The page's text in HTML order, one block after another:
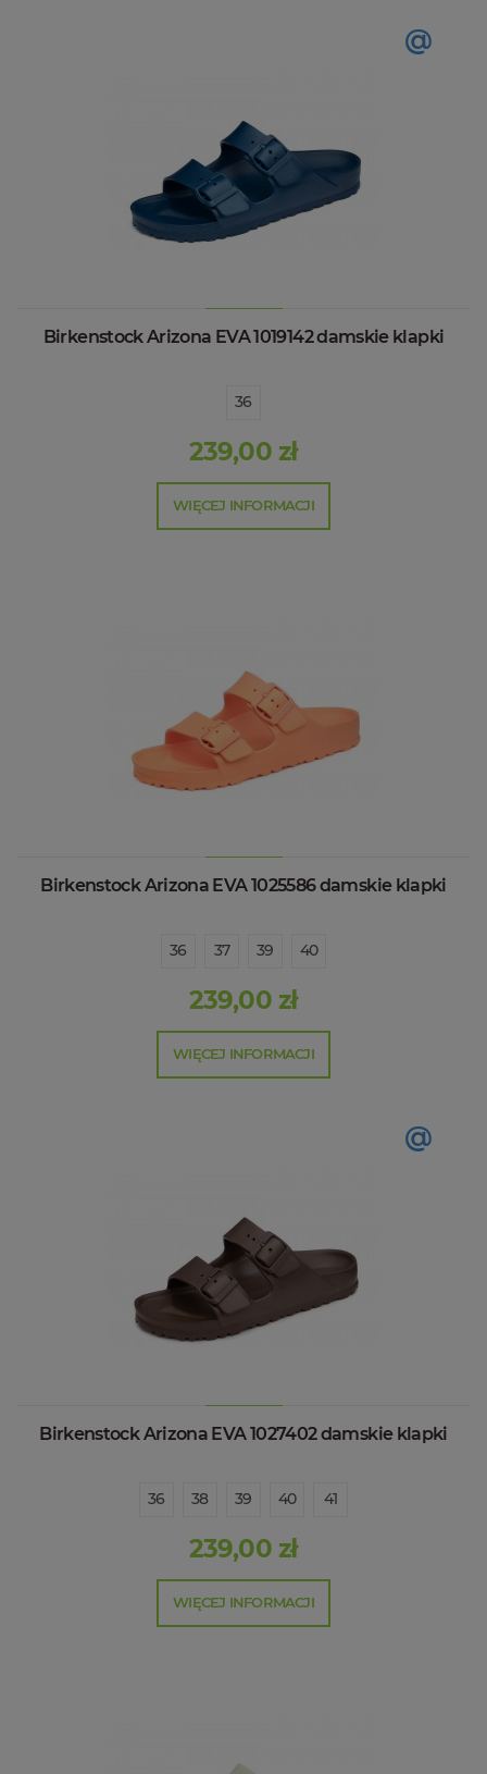
@
Birkenstock Arizona EVA 1019142 damskie klapki
36
239,00 zł
WIĘCEJ INFORMACJI
Birkenstock Arizona EVA 1025586 damskie klapki
36 37 39 40
239,00 zł
WIĘCEJ INFORMACJI
@
Birkenstock Arizona EVA 1027402 damskie klapki
36 38 39 40 41
239,00 zł
WIĘCEJ INFORMACJI